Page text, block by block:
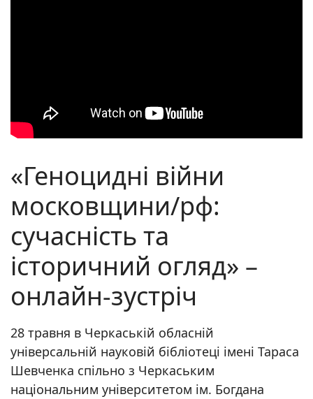
«Геноцидні війни
московщини/рф:
сучасність та
історичний огляд» –
онлайн-зустріч
28 травня в Черкаській обласній
універсальній науковій бібліотеці імені Тараса
Шевченка спільно з Черкаським
національним університетом ім. Богдана